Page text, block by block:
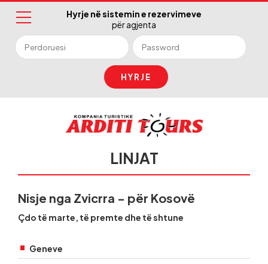
Hyrje në sistemin e rezervimeve
për agjenta
HYRJE
LINJAT
Nisje nga Zvicrra - për Kosovë
Çdo të marte, të premte dhe të shtune
Geneve